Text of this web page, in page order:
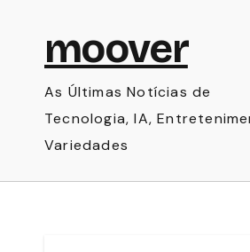
contentmoover
As Últimas Notícias de
Tecnologia, IA,
Variedades